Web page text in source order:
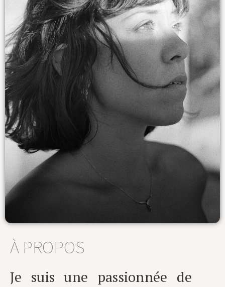
À PROPOS
Je suis une passionnée de